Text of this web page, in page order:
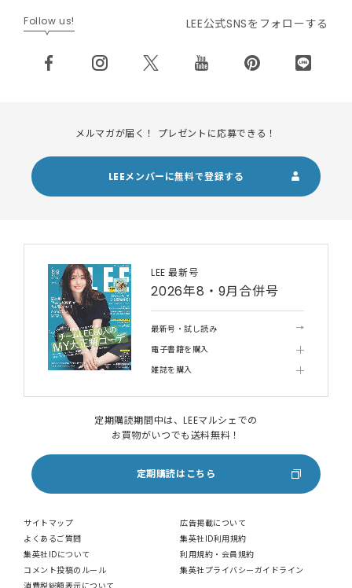
Follow us! LEE公式SNSをフォローする
メルマガが届く！ プレゼントに応募できる！
LEEメンバーに無料で登録する
LEE 最新号
2026年8・9月合併号
最新号・試し読み
電子書籍を購入
雑誌を購入
定期購読期間中は、LEEマルシェでの
お買物がいつでも送料無料！
定期購読はこちら
サイトマップ
広告掲載について
よくあるご質問
集英社ID利用規約
集英社IDについて
利用規約・会員規約
コメント投稿のルール
集英社プライバシーガイドライン